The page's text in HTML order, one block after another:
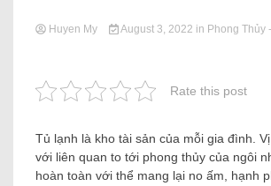
Huyen My August 3, 2022 in Phong Thủy
Rate this post
Tủ lạnh là kho tài sản của mỗi gia đình.
với liên quan to tới phong thủy của ngôi
hoàn toàn với thể mang lại no ấm, hạnh